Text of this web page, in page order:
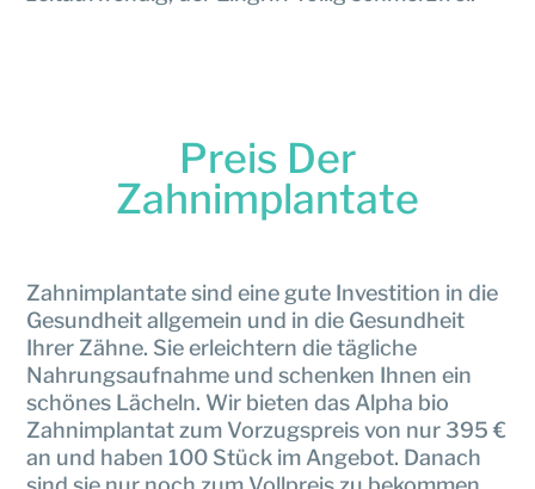
Preis Der
Zahnimplantate
Zahnimplantate sind eine gute Investition in die
Gesundheit allgemein und in die Gesundheit
Ihrer Zähne. Sie erleichtern die tägliche
Nahrungsaufnahme und schenken Ihnen ein
schönes Lächeln. Wir bieten das Alpha bio
Zahnimplantat zum Vorzugspreis von nur 395 €
an und haben 100 Stück im Angebot. Danach